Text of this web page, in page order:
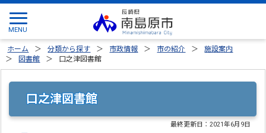
ホーム 分類から探す 市政情報 市の紹介
施設案内
図書館
口之津図書館
口之津図書館
最終更新日：2021年6月9日